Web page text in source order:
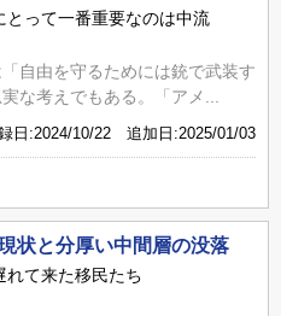
とって一番重要なのは中流
自由を守るためには銃で武装す
な考えでもある。「アメ...
日:2024/10/22 追加日:2025/01/03
状と分厚い中間層の没落
れて来た移民たち